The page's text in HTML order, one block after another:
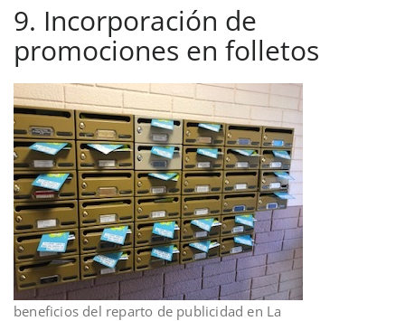
9. Incorporación de
promociones en folletos
beneficios del reparto de publicidad en La